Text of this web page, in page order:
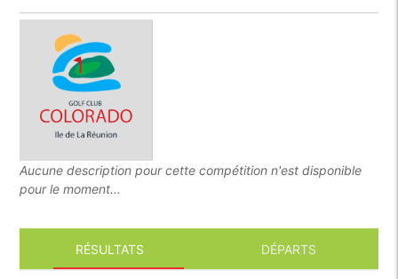
Aucune description pour cette compétition n'est disponible
pour le moment...
RÉSULTATS DÉPARTS